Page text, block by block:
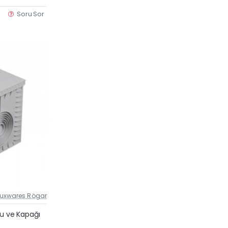
Soru Sor
Güncel Fiyat
Rögar
ve Kapağı